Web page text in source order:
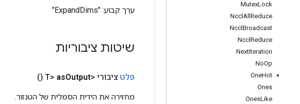
MutexLock
Nccl All Reduce
Nccl Broadcast
Nccl Reduce
NextIteration
NoOp
OneHot
Ones
OnesLike
ערך קבוע: "ExpandDims"
שיטות ציבוריות
פלט ציבורי <T> asOutput
()
מחזירה את הידית הסמלית של הטנזור.